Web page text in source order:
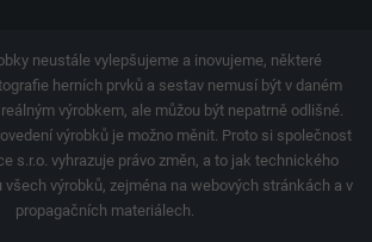
neustále vylepšujeme a inovujeme, některé
herních prvků a sestav nemusí být v daném
výrobkem, ale můžou být nepatrně odlišné.
výrobků je možno měnit. Proto si společnost
s.r.o. vyhrazuje právo změn, a to jak technického
všech výrobků, zejména na webových stránkách a v
propagačních materiálech.